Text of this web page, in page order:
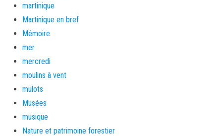
martinique
Martinique en bref
Mémoire
mer
mercredi
moulins à vent
mulots
Musées
musique
Nature et patrimoine forestier